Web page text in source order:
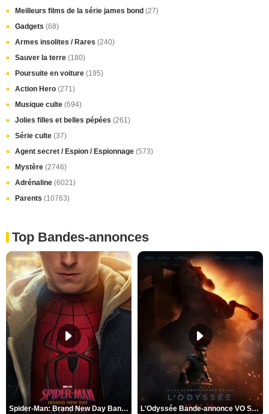
Meilleurs films de la série james bond (27)
Gadgets (68)
Armes insolites / Rares (240)
Sauver la terre (180)
Poursuite en voiture (195)
Action Hero (271)
Musique culte (694)
Jolies filles et belles pépées (261)
Série culte (37)
Agent secret / Espion / Espionnage (573)
Mystère (2746)
Adrénaline (6021)
Parents (10763)
Top Bandes-annonces
Spider-Man: Brand New Day Bande-annonce VO STFR L'Odyssée Bande-annonce VO STFR